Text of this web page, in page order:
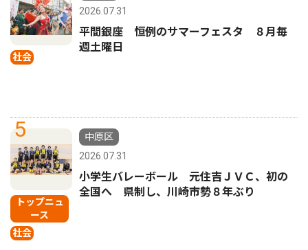
社会
2026.07.31
平間銀座 恒例のサマーフェスタ ８月毎
週土曜日
5
トップニュ
ース
社会
中原区
2026.07.31
小学生バレーボール 元住吉ＪＶＣ、初の
全国へ 県制し、川崎市勢８年ぶり